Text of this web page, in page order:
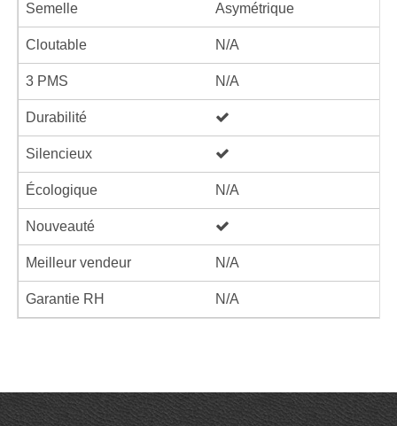
Semelle Asymétrique
Cloutable N/A
3 PMS N/A
Durabilité
Silencieux
Écologique N/A
Nouveauté
Meilleur vendeur N/A
Garantie RH N/A